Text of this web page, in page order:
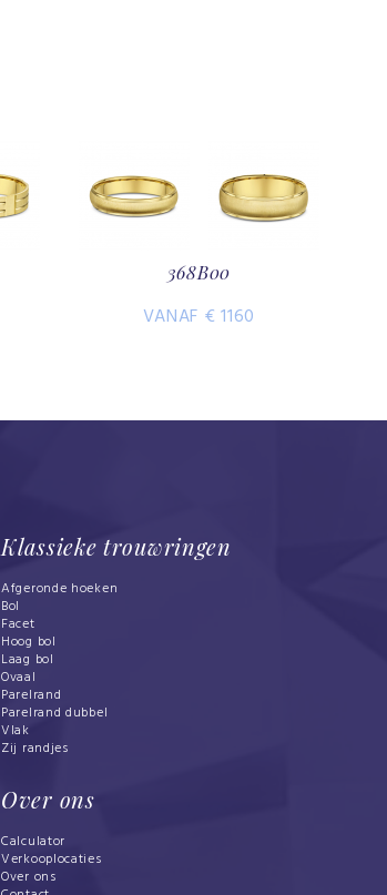
368B00
VANAF € 1160
Klassieke trouwringen
Afgeronde hoeken
Bol
Facet
Hoog bol
Laag bol
Ovaal
Parelrand
Parelrand dubbel
Vlak
Zij randjes
Over ons
Calculator
Verkooplocaties
Over ons